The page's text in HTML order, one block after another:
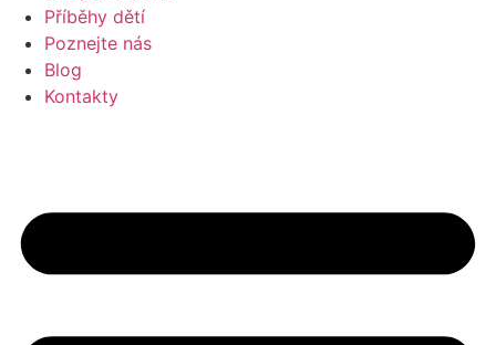
Příběhy dětí
Poznejte nás
Blog
Kontakty